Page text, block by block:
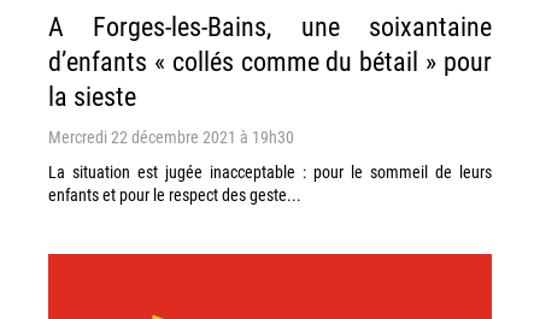
A Forges-les-Bains, une soixantaine
d’enfants « collés comme du bétail » pour
la sieste
Mercredi 22 décembre 2021 à 19h30
La situation est jugée inacceptable : pour le sommeil de leurs
enfants et pour le respect des geste...